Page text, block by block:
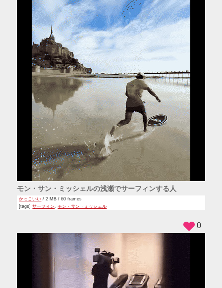
モン・サン・ミッシェルの浅瀬でサーフィンする人
かっこいい / 2 MB / 60 frames
[tags]サーフィン ,モン・サン・ミッシェル
0